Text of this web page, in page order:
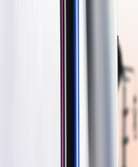
квартира‑студия
атмосфера уюта, есть
и мощные компьютеры с
мониторами
Для качественной съемки
техника и
картинку.